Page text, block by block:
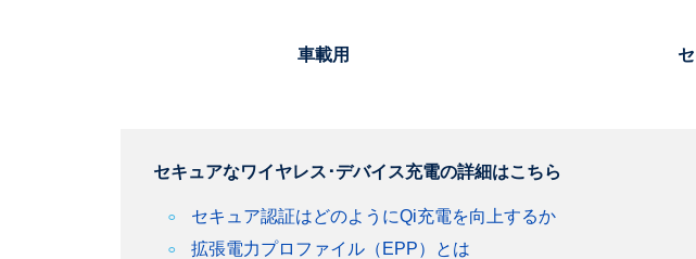
車載用
セキュアなワイヤレス･デバイス充電の詳細はこちら
セキュア認証はどのようにQi充電を向上するか
拡張電力プロファイル（EPP）とは